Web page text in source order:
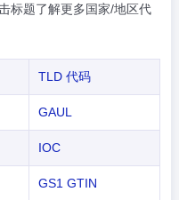
标题了解更多国家/地区代
TLD 代码
GAUL
IOC
GS1 GTIN